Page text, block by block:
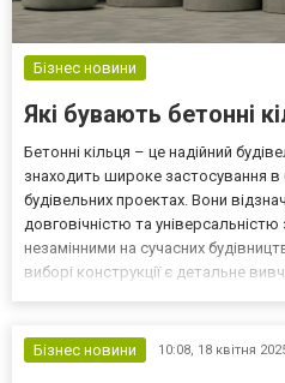
Бізнес новини
Які бувають бетонні
Бетонні кільця – це надійний
знаходить широке застосування в
будівельних проектах. Вони
довговічністю та
незамінними на сучасних
виборі конструкції є детальне
Бізнес новини
10:08, 18 квітня